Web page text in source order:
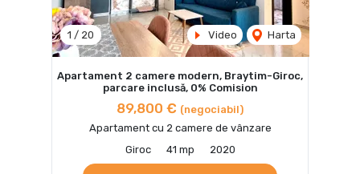
1 / 20 Video Harta
Apartament 2 camere modern, Braytim-Giroc,
parcare inclusă, 0% Comision
89,800 € (negociabil)
Apartament cu 2 camere de vânzare
Giroc
41 mp 2020